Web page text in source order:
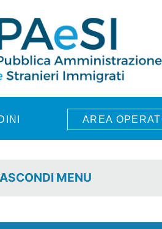
AREA
MENU